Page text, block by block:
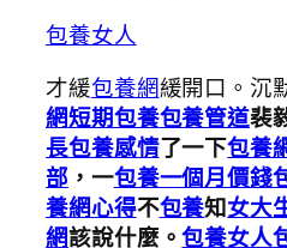
包養女人
才緩包養網緩開口。沉
網短期包養包養管道裴
長包養感情了一下包養
部，一包養一個月價錢
養網心得不包養知女大
網該說什麼。包養女人